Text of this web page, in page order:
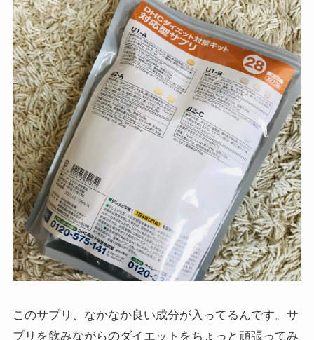
このサプリ、なかなか良い成分が入ってるんです。サ
プリを飲みながらのダイエットをちょっと頑張ってみ